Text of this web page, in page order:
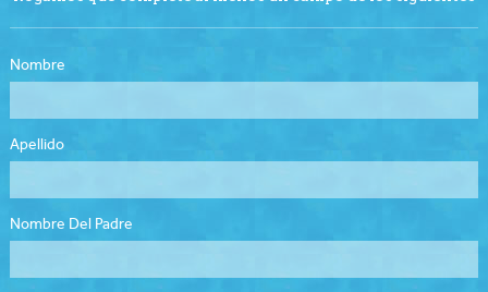
Nombre
Apellido
Nombre Del Padre